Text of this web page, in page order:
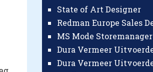
State of Art Designer
MS Mode Storemanager